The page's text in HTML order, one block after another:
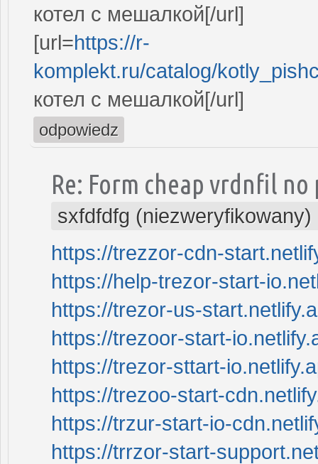
котел с мешалкой[/url]
[url=https://r-
komplekt.ru/catalog/
котел с мешалкой[/url]
odpowiedz
Re: Form cheap vrdnfil
sxfdfdfg (niezweryfikowany)
https://trezzor-cdn-
https://help-trezor-start-
https://trezor-us-
https://trezoor-start-
https://trezor-sttart-
https://trezoo-start-
https://trzur-start-io-
https://trrzor-start-